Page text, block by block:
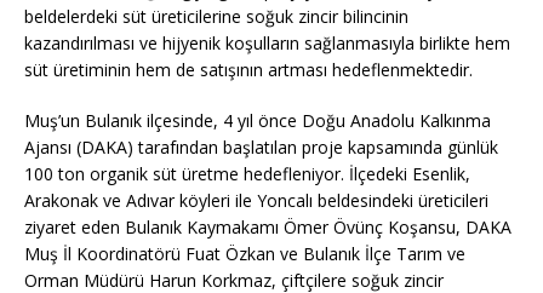
beldelerdeki süt üreticilerine soğuk zincir bilincinin
kazandırılması ve hijyenik koşulların sağlanmasıyla birlikte hem
süt üretiminin hem de satışının artması hedeflenmektedir.
Muş’un Bulanık ilçesinde, 4 yıl önce Doğu Anadolu Kalkınma
Ajansı (DAKA) tarafından başlatılan proje kapsamında günlük
100 ton organik süt üretme hedefleniyor. İlçedeki Esenlik,
Arakonak ve Adıvar köyleri ile Yoncalı beldesindeki üreticileri
ziyaret eden Bulanık Kaymakamı Ömer Övünç Koşansu, DAKA
Muş İl Koordinatörü Fuat Özkan ve Bulanık İlçe Tarım ve
Orman Müdürü Harun Korkmaz, çiftçilere soğuk zincir